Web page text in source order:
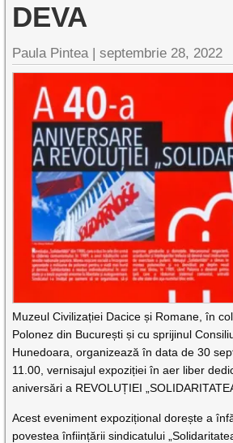
DEVA
Paula Pintea |septembrie 28, 2022
Muzeul Civilizației Dacice și Romane, în
Polonez din București și cu sprijinul
Hunedoara, organizează în data de 30
11.00, vernisajul expoziției în aer liber
aniversări a REVOLUȚIEI
Acest eveniment expozițional dorește a
povestea înființării sindicatului